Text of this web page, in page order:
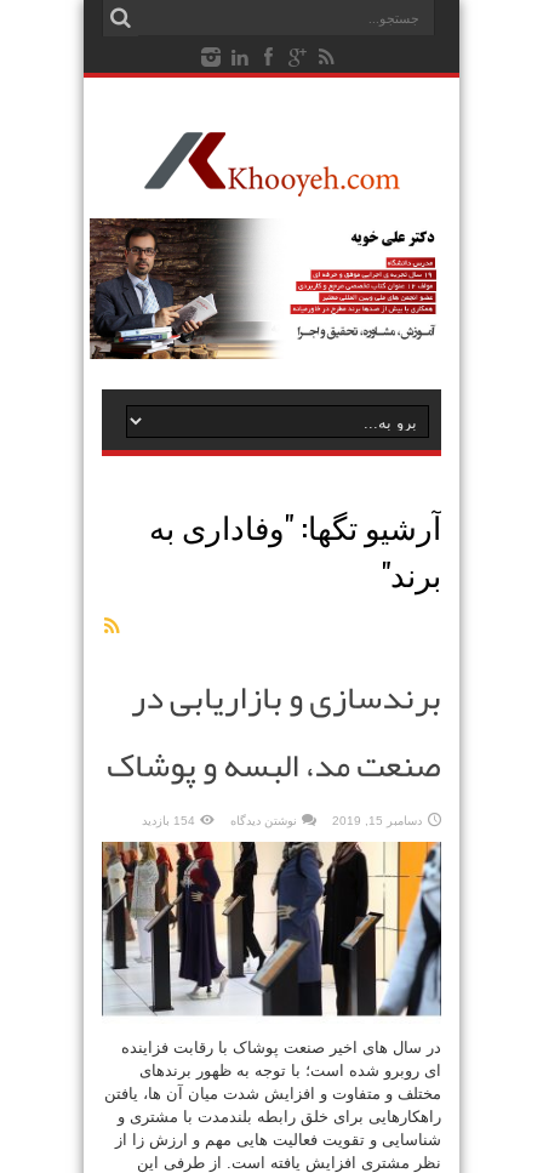
آرشیو تگها: "وفاداری به
برند"
برندسازی و بازاریابی در
صنعت مد، البسه و پوشاک
دسامبر 15, 2019 نوشتن دیدگاه 154 بازدید
در سال های اخیر صنعت پوشاک با رقابت فزاینده
ای روبرو شده است؛ با توجه به ظهور برندهای
مختلف و متفاوت و افزایش شدت میان آن ها، یافتن
راهکارهایی برای خلق رابطه بلندمدت با مشتری و
شناسایی و تقویت فعالیت هایی مهم و ارزش زا از
نظر مشتری افزایش یافته است. از طرفی این